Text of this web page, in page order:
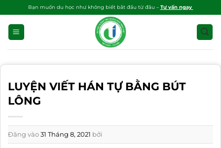
qua
dung
Bạn muốn du học như không biết bắt đầu từ đâu – Tư vấn ngay
LUYỆN VIẾT HÁN TỰ BẰNG BÚT
LÔNG
Đăng vào31 Tháng 8, 2021 bởi